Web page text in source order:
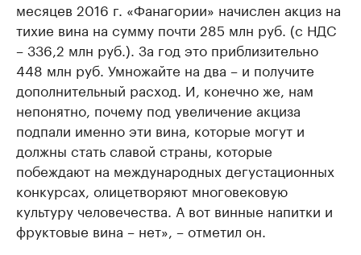
месяцев 2016 г. «Фанагории» начислен акциз на
тихие вина на сумму почти 285 млн руб. (с НДС
– 336,2 млн руб.). За год это приблизительно
448 млн руб. Умножайте на два – и получите
дополнительный расход. И, конечно же, нам
непонятно, почему под увеличение акциза
подпали именно эти вина, которые могут и
должны стать славой страны, которые
побеждают на международных дегустационных
конкурсах, олицетворяют многовековую
культуру человечества. А вот винные напитки и
фруктовые вина – нет», – отметил он.